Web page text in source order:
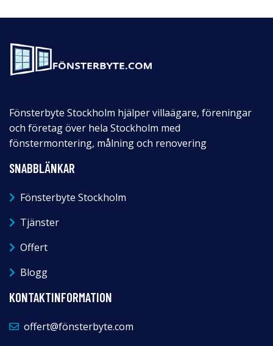
Fönsterbyte Stockholm hjälper villaägare, föreningar
och företag över hela Stockholm med
fönstermontering, målning och renovering
SNABBLÄNKAR
Fönsterbyte Stockholm
Tjänster
Offert
Blogg
KONTAKTINFORMATION
offert@fönsterbyte.com